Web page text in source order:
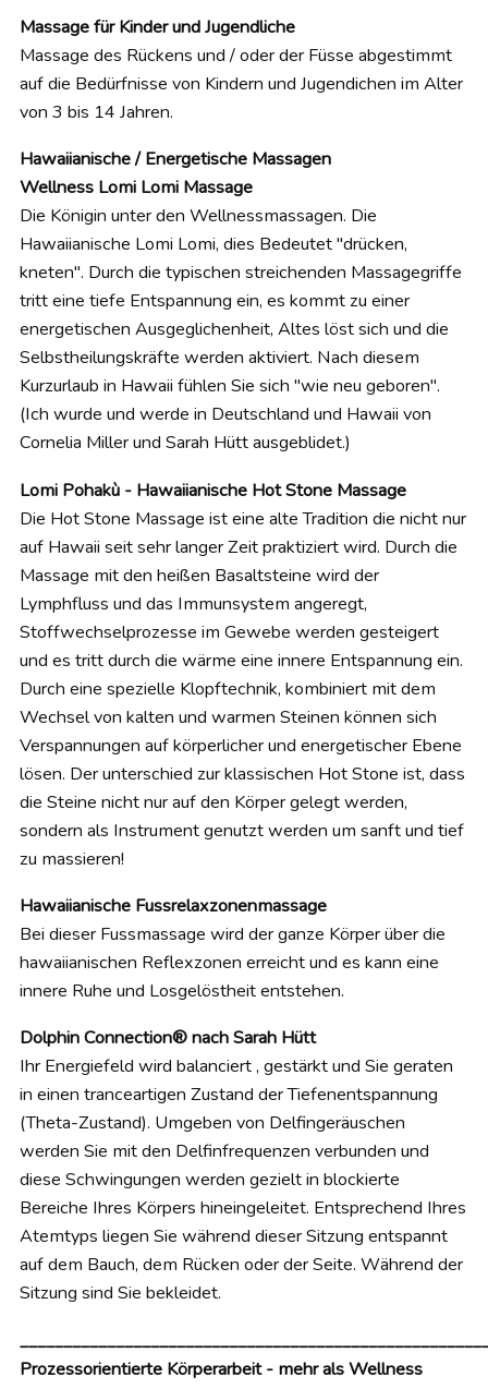
Massage für Kinder und Jugendliche
Massage des Rückens und / oder der Füsse abgestimmt
auf die Bedürfnisse von Kindern und Jugendichen im Alter
von 3 bis 14 Jahren.
Hawaiianische / Energetische Massagen
Wellness Lomi Lomi Massage
Die Königin unter den Wellnessmassagen. Die
Hawaiianische Lomi Lomi, dies Bedeutet "drücken,
kneten". Durch die typischen streichenden Massagegriffe
tritt eine tiefe Entspannung ein, es kommt zu einer
energetischen Ausgeglichenheit, Altes löst sich und die
Selbstheilungskräfte werden aktiviert. Nach diesem
Kurzurlaub in Hawaii fühlen Sie sich "wie neu geboren".
(Ich wurde und werde in Deutschland und Hawaii von
Cornelia Miller und Sarah Hütt ausgeblidet.)
Lomi Pohakù - Hawaiianische Hot Stone Massage
Die Hot Stone Massage ist eine alte Tradition die nicht nur
auf Hawaii seit sehr langer Zeit praktiziert wird. Durch die
Massage mit den heißen Basaltsteine wird der
Lymphfluss und das Immunsystem angeregt,
Stoffwechselprozesse im Gewebe werden gesteigert
und es tritt durch die wärme eine innere Entspannung ein.
Durch eine spezielle Klopftechnik, kombiniert mit dem
Wechsel von kalten und warmen Steinen können sich
Verspannungen auf körperlicher und energetischer Ebene
lösen. Der unterschied zur klassischen Hot Stone ist, dass
die Steine nicht nur auf den Körper gelegt werden,
sondern als Instrument genutzt werden um sanft und tief
zu massieren!
Hawaiianische Fussrelaxzonenmassage
Bei dieser Fussmassage wird der ganze Körper über die
hawaiianischen Reflexzonen erreicht und es kann eine
innere Ruhe und Losgelöstheit entstehen.
Dolphin Connection® nach Sarah Hütt
Ihr Energiefeld wird balanciert , gestärkt und Sie geraten
in einen tranceartigen Zustand der Tiefenentspannung
(Theta-Zustand). Umgeben von Delfingeräuschen
werden Sie mit den Delfinfrequenzen verbunden und
diese Schwingungen werden gezielt in blockierte
Bereiche Ihres Körpers hineingeleitet. Entsprechend Ihres
Atemtyps liegen Sie während dieser Sitzung entspannt
auf dem Bauch, dem Rücken oder der Seite. Während der
Sitzung sind Sie bekleidet.
Prozessorientierte Körperarbeit - mehr als Wellness